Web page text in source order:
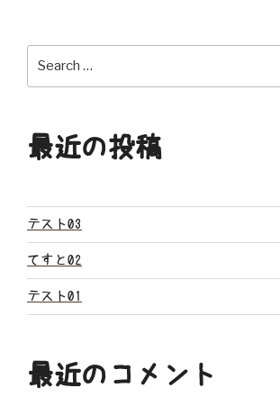
ビ
ゲ
シ
ン
最近の投稿
テスト03
てすと02
テスト01
最近のコメント